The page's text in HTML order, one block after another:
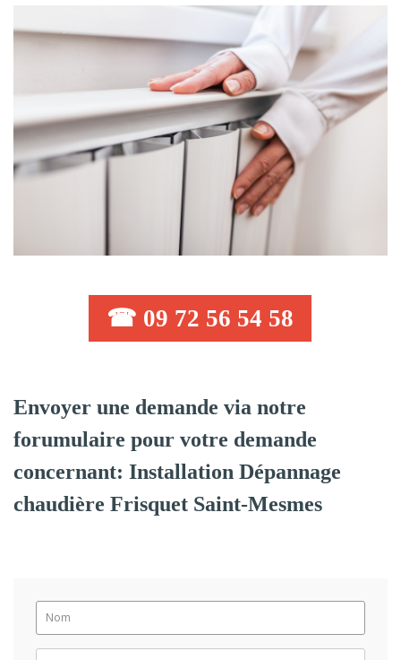
☎ 09 72 56 54 58
Envoyer une demande via notre
forumulaire pour votre demande
concernant: Installation Dépannage
chaudière Frisquet Saint-Mesmes